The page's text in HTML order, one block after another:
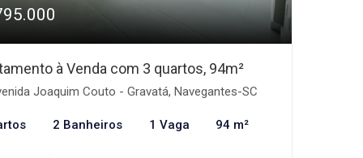
à Venda com 3 quartos, 94m²
Joaquim Couto - Gravatá, Navegantes-SC
2 Banheiros 1 Vaga 94 m²